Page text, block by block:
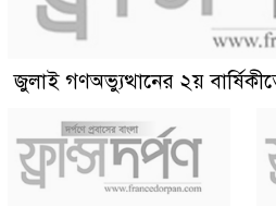
জুলাই গণঅভ্যুত্থানের ২য়